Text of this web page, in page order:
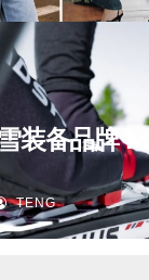
装备品牌
TENG